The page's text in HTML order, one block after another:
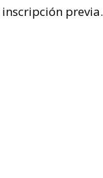
previa.